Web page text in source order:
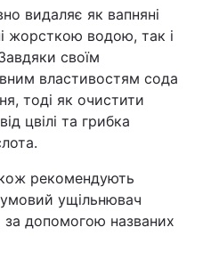
видаляє як вапняні
жорсткою водою, так і
своїм
властивостям сода
тоді як очистити
цвілі та грибка
рекомендують
ущільнювач
допомогою названих